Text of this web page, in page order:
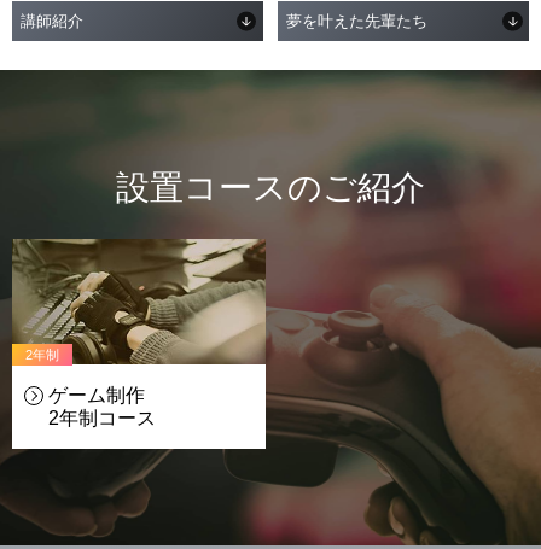
講師紹介 夢を叶えた先輩たち
設置コースのご紹介
2年制
ゲーム制作
2年制 コース